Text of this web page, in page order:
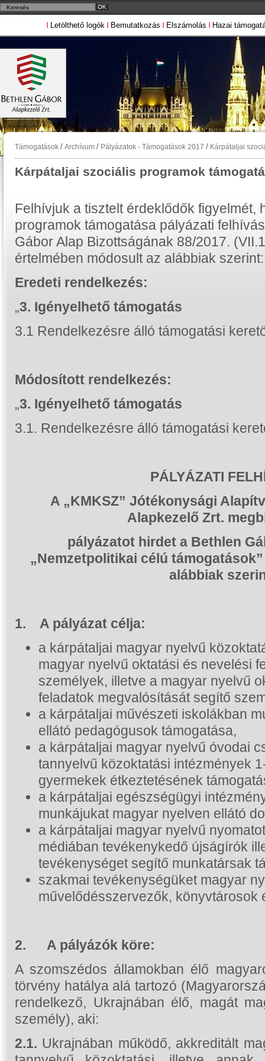
Letölthető logók Bemutatkozás Elszámolás Hazai
Támogatások / Archívum / Pályázatok - Támogatások 2017 / Kárpátaljai
Kárpátaljai szociális programok
Felhívjuk a tisztelt érdeklődők figyelmét,
programok támogatása pályázati
Gábor Alap Bizottságának 88/2017.
értelmében módosult az alábbiak szerint:
Eredeti rendelkezés:
„3. Igényelhető támogatás
3.1 Rendelkezésre álló támogatási
Módosított rendelkezés:
„3. Igényelhető támogatás
3.1. Rendelkezésre álló támogatási
PÁLYÁZATI
A „KMKSZ” Jótékonysági
Alapkezelő Zrt.
pályázatot hirdeta Bethlen
„Nemzetpolitikai célú
alábbiak
1. A pályázat célja:
a kárpátaljai magyar nyelvű
magyar nyelvű oktatási és nevelési
személyek, illetve a magyar nyelvű
feladatok megvalósítását segítő
a kárpátaljai művészeti iskolákban
ellátó pedagógusok támogatása,
a kárpátaljai magyar nyelvű óvodai
tannyelvű közoktatási intézmények
gyermekek étkeztetésének
a kárpátaljai egészségügyi
munkájukat magyar nyelven ellátó
a kárpátaljai magyar nyelvű
médiában tevékenykedő újságírók
tevékenységet segítő munkatársak
szakmai tevékenységüket magyar
művelődésszervezők, könyvtárosok
2. A pályázók köre:
A szomszédos államokban élő
törvény hatálya alá tartozó
rendelkező, Ukrajnában élő, magát
személy), aki:
2.1. Ukrajnában működő, akkreditált